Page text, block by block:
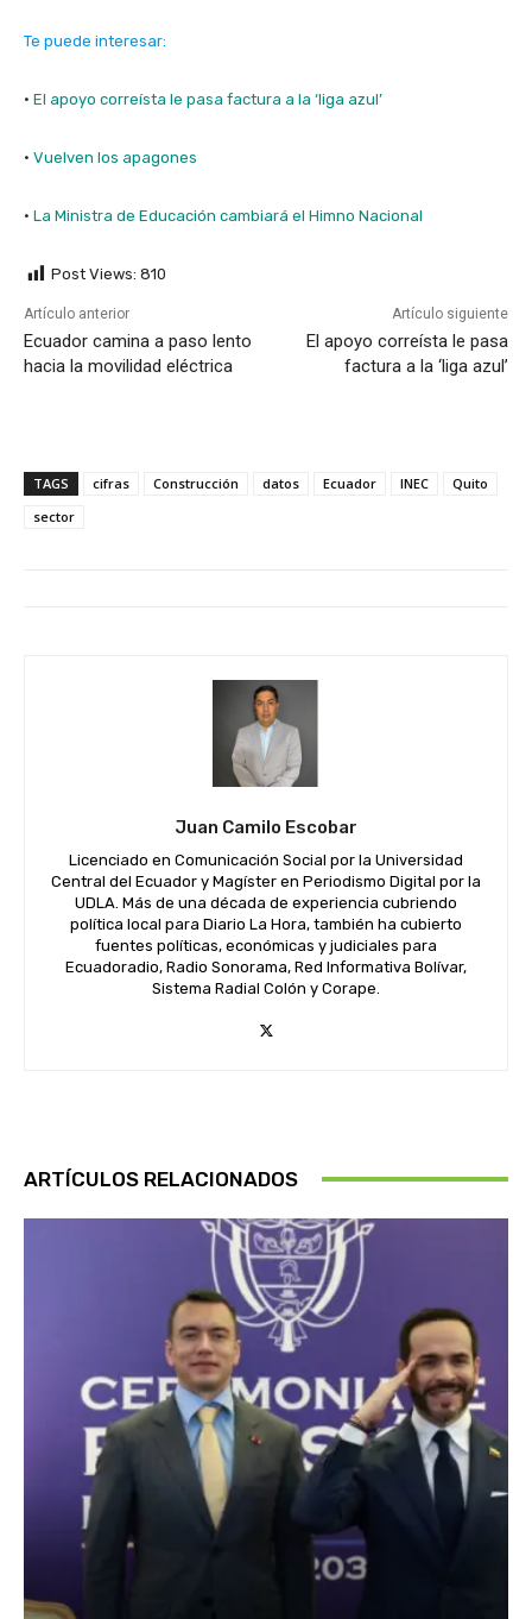
Te puede interesar:
· El apoyo correísta le pasa factura a la ‘liga azul’
· Vuelven los apagones
· La Ministra de Educación cambiará el Himno Nacional
Post Views: 810
Artículo anterior
Ecuador camina a paso lento
hacia la movilidad eléctrica
Artículo siguiente
El apoyo correísta le pasa
factura a la ‘liga azul’
TAGS cifras Construcción datos Ecuador INEC
Quito
sector
Juan Camilo Escobar
Licenciado en Comunicación Social por la Universidad
Central del Ecuador y Magíster en Periodismo Digital por la
UDLA. Más de una década de experiencia cubriendo
política local para Diario La Hora, también ha cubierto
fuentes políticas, económicas y judiciales para
Ecuadoradio, Radio Sonorama, Red Informativa Bolívar,
Sistema Radial Colón y Corape.
ARTÍCULOS RELACIONADOS